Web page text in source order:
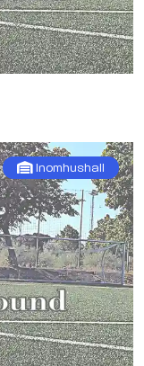
Inomhushall